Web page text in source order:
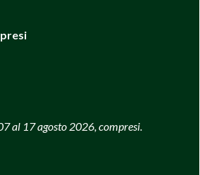
al 17 agosto 2026, compresi.